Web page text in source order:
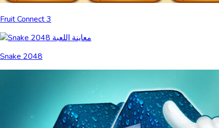
Fruit Connect 3
Snake 2048